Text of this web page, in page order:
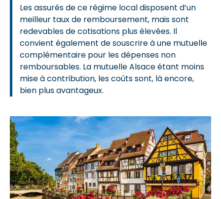
Les assurés de ce régime local disposent d’un
meilleur taux de remboursement, mais sont
redevables de cotisations plus élevées. Il
convient également de souscrire à une mutuelle
complémentaire pour les dépenses non
remboursables. La mutuelle Alsace étant moins
mise à contribution, les coûts sont, là encore,
bien plus avantageux.